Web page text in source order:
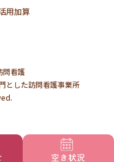
空き状況
用加算
看護
とした訪問看護事業所